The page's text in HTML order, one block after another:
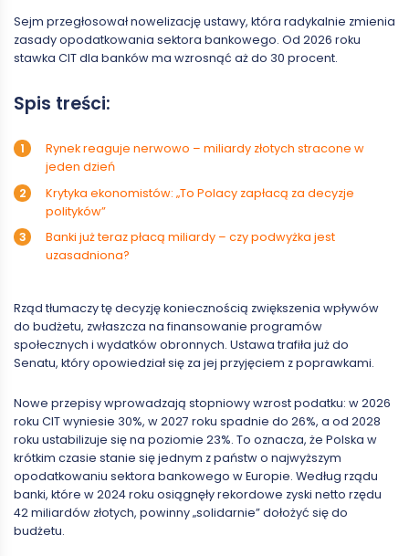
Sejm przegłosował nowelizację ustawy, która radykalnie zmienia
zasady opodatkowania sektora bankowego. Od 2026 roku
stawka CIT dla banków ma wzrosnąć aż do 30 procent.
Spis treści:
Rynek reaguje nerwowo – miliardy złotych stracone w
jeden dzień
Krytyka ekonomistów: „To Polacy zapłacą za decyzje
polityków”
Banki już teraz płacą miliardy – czy podwyżka jest
uzasadniona?
Rząd tłumaczy tę decyzję koniecznością zwiększenia wpływów
do budżetu, zwłaszcza na finansowanie programów
społecznych i wydatków obronnych. Ustawa trafiła już do
Senatu, który opowiedział się za jej przyjęciem z poprawkami.
Nowe przepisy wprowadzają stopniowy wzrost podatku: w 2026
roku CIT wyniesie 30%, w 2027 roku spadnie do 26%, a od 2028
roku ustabilizuje się na poziomie 23%. To oznacza, że Polska w
krótkim czasie stanie się jednym z państw o najwyższym
opodatkowaniu sektora bankowego w Europie. Według rządu
banki, które w 2024 roku osiągnęły rekordowe zyski netto rzędu
42 miliardów złotych, powinny „solidarnie” dołożyć się do
budżetu.